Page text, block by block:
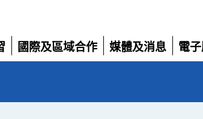
國際及區域合作
展
媒體及消息
展
電
展